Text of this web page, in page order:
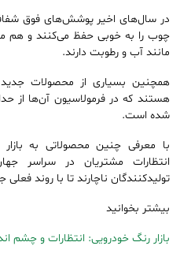
در سال‌های اخیر پوشش‌های فوق
چوب را به خوبی حفظ می‌کنند و هم
مانند آب و رطوبت دارند.
همچنین بسیاری از محصولات
هستند که در فرمولاسیون آن‌ها از
شده است.
با معرفی چنین محصولاتی به
انتظارات مشتریان در سراسر
تولیدکنندگان ناچارند تا با روند
بیشتر بخوانید
بازار رنگ خودرویی: انتظارات و چشم